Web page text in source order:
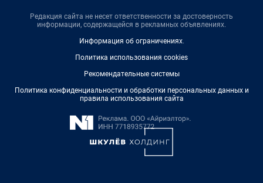
Редакция сайта не несет ответственности за достоверность
информации, содержащейся в рекламных объявлениях.
Информация об ограничениях.
Политика использования cookies
Рекомендательные системы
Политика конфиденциальности и обработки персональных данных и
правила использования сайта